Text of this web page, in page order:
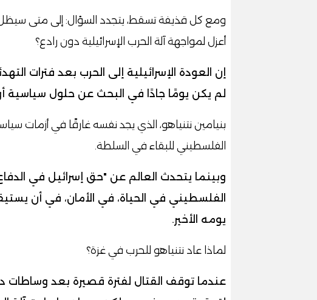
ومع كل قذيفة تسقط، يتجدد السؤال: إلى متى
أعزل لمواجهة آلة الحرب الإسرائيلية دون رادع؟
إن العودة الإسرائيلية إلى الحرب بعد فترات
لم يكن يومًا جادًا في البحث عن حلول سياسية
بنيامين نتنياهو، الذي يجد نفسه غارقًا في أزمات
الفلسطيني للبقاء في السلطة.
وبينما يتحدث العالم عن "حق إسرائيل في
الفلسطيني في الحياة، في الأمان، في أن
يومه الأخير.
لماذا عاد نتنياهو للحرب في غزة؟
عندما توقف القتال لفترة قصيرة بعد